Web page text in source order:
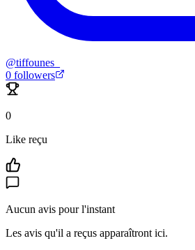
@tiffounes_
0 followers
0
Like reçu
Aucun avis pour l'instant
Les avis qu'il a reçus apparaîtront ici.